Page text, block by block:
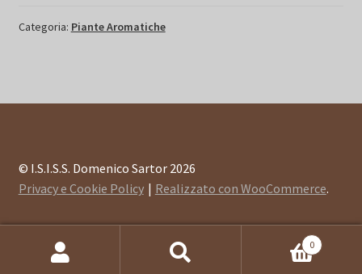
Categoria: Piante Aromatiche
© I.S.I.S.S. Domenico Sartor 2026
Privacy e Cookie Policy
Realizzato con WooCommerce.
0